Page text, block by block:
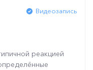
Видеозапись
реакцией